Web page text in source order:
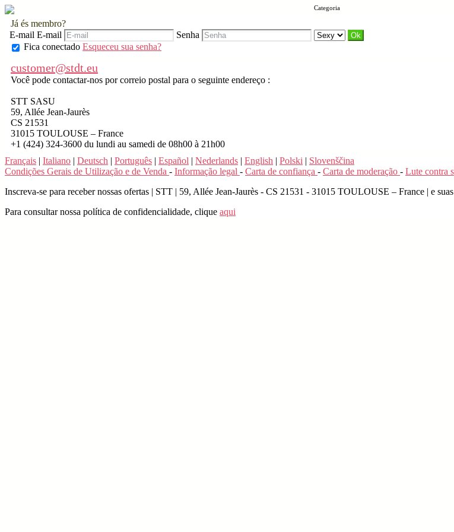
Já és membro?
E-mail E-mail Senha
Categoria
Fica conectado Esqueceu sua senha?
customer@stdt.eu
Você pode contactar-nos por correio postal para o seguinte endereço :
STT SASU
59, Allée Jean-Jaurès
CS 21531
31015 TOULOUSE – France
+1 (424) 324-3600 du lundi au samedi de 08h00 à 21h00
Français | Italiano | Deutsch | Português | Español | Nederlands | English | Polski | Slovenščina
Condições Gerais de Utilização e de Venda - Informação legal - Carta de confiança - Carta de moderação - Lute contra
Inscreva-se para receber nossas ofertas | STT | 59, Allée Jean-Jaurès - CS 21531 - 31015 TOULOUSE – France | e
Para consultar nossa política de confidencialidade, clique aqui